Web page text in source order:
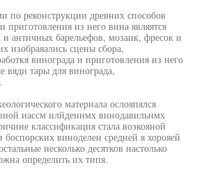
по реконструкции древних способов
приготовления из него вина являятся
и античных барельефов, мозаик, фресок и
изобраяались сцены сбора,
винограда и приготовления из него
вяди тары для винограда,
материала ослояпялся
иассм нлйденнмх винодавильнмх
классификация стала воэкояной
боспорских виноделен средней я хорояей
несколько десятков настолько
определить их типя.